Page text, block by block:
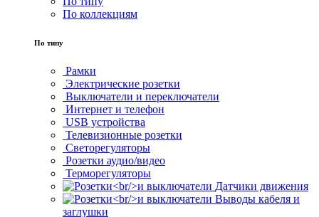
По коллекциям
По типу
Рамки
Электрические розетки
Выключатели и переключатели
Интернет и телефон
USB устройства
Телевизионные розетки
Светорегуляторы
Розетки аудио/видео
Терморегуляторы
Датчики движения
Выводы кабеля и
заглушки